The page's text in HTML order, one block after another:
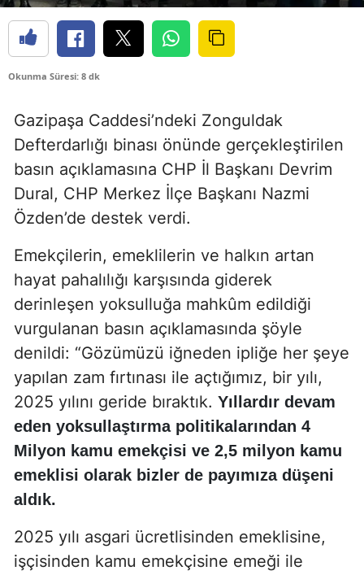
Okunma Süresi: 8 dk
Gazipaşa Caddesi’ndeki Zonguldak
Defterdarlığı binası önünde gerçekleştirilen
basın açıklamasına CHP İl Başkanı Devrim
Dural, CHP Merkez İlçe Başkanı Nazmi
Özden’de destek verdi.
Emekçilerin, emeklilerin ve halkın artan
hayat pahalılığı karşısında giderek
derinleşen yoksulluğa mahkûm edildiği
vurgulanan basın açıklamasında şöyle
denildi: “Gözümüzü iğneden ipliğe her şeye
yapılan zam fırtınası ile açtığımız, bir yılı,
2025 yılını geride bıraktık. Yıllardır devam
eden yoksullaştırma politikalarından 4
Milyon kamu emekçisi ve 2,5 milyon kamu
emeklisi olarak bizler de payımıza düşeni
aldık.
2025 yılı asgari ücretlisinden emeklisine,
işçisinden kamu emekçisine emeği ile